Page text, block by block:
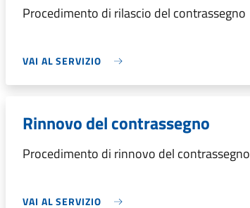
Procedimento di rilascio del contrassegno
VAI AL SERVIZIO
Rinnovo del contrassegno
Procedimento di rinnovo del contrassegno
VAI AL SERVIZIO